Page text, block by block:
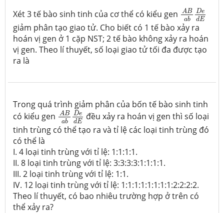
Xét 3 tế bào sinh tinh của cơ thể có kiểu gen AB
ab
De
dE
ABabD
giảm phân tạo giao tử. Cho biết có 1 tế bào xảy ra
hoán vị gen ở 1 cặp NST; 2 tế bào không xảy ra hoán
vị gen. Theo lí thuyết, số loại giao tử tối đa được tạo
ra là
Trong quá trình giảm phân của bốn tế bào sinh tinh
có kiểu gen
AB
ab
De
dE
ABabDedE
đều xảy ra hoán vị gen thì số loại
tinh trùng có thể tạo ra và tỉ lệ các loại tinh trùng đó
có thể là
I. 4 loại tinh trùng với tỉ lệ: 1:1:1:1.
II. 8 loại tinh trùng với tỉ lệ: 3:3:3:3:1:1:1:1.
III. 2 loại tinh trùng với tỉ lệ: 1:1.
IV. 12 loại tinh trùng với tỉ lệ: 1:1:1:1:1:1:1:1:2:2:2:2.
Theo lí thuyết, có bao nhiêu trường hợp ở trên có
thể xảy ra?